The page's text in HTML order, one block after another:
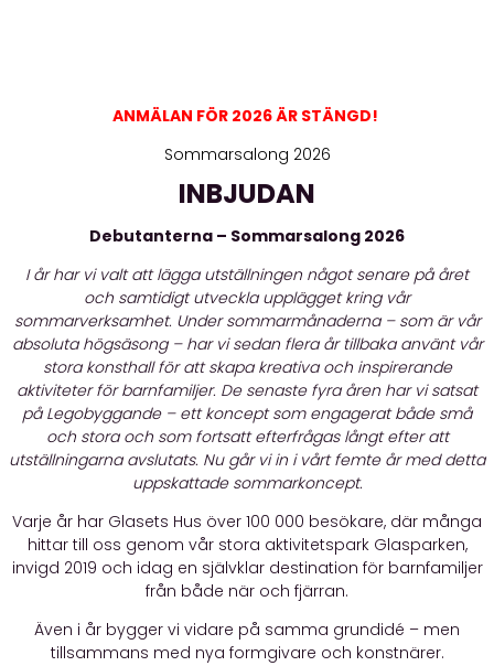
ANMÄLAN FÖR 2026 ÄR STÄNGD!
Sommarsalong 2026
INBJUDAN
Debutanterna – Sommarsalong 2026
I år har vi valt att lägga utställningen något senare på året
och samtidigt utveckla upplägget kring vår
sommarverksamhet. Under sommarmånaderna – som är vår
absoluta högsäsong – har vi sedan flera år tillbaka använt vår
stora konsthall för att skapa kreativa och inspirerande
aktiviteter för barnfamiljer. De senaste fyra åren har vi satsat
på Legobyggande – ett koncept som engagerat både små
och stora och som fortsatt efterfrågas långt efter att
utställningarna avslutats. Nu går vi in i vårt femte år med detta
uppskattade sommarkoncept.
Varje år har Glasets Hus över 100 000 besökare, där många
hittar till oss genom vår stora aktivitetspark Glasparken,
invigd 2019 och idag en självklar destination för barnfamiljer
från både när och fjärran.
Även i år bygger vi vidare på samma grundidé – men
tillsammans med nya formgivare och konstnärer.